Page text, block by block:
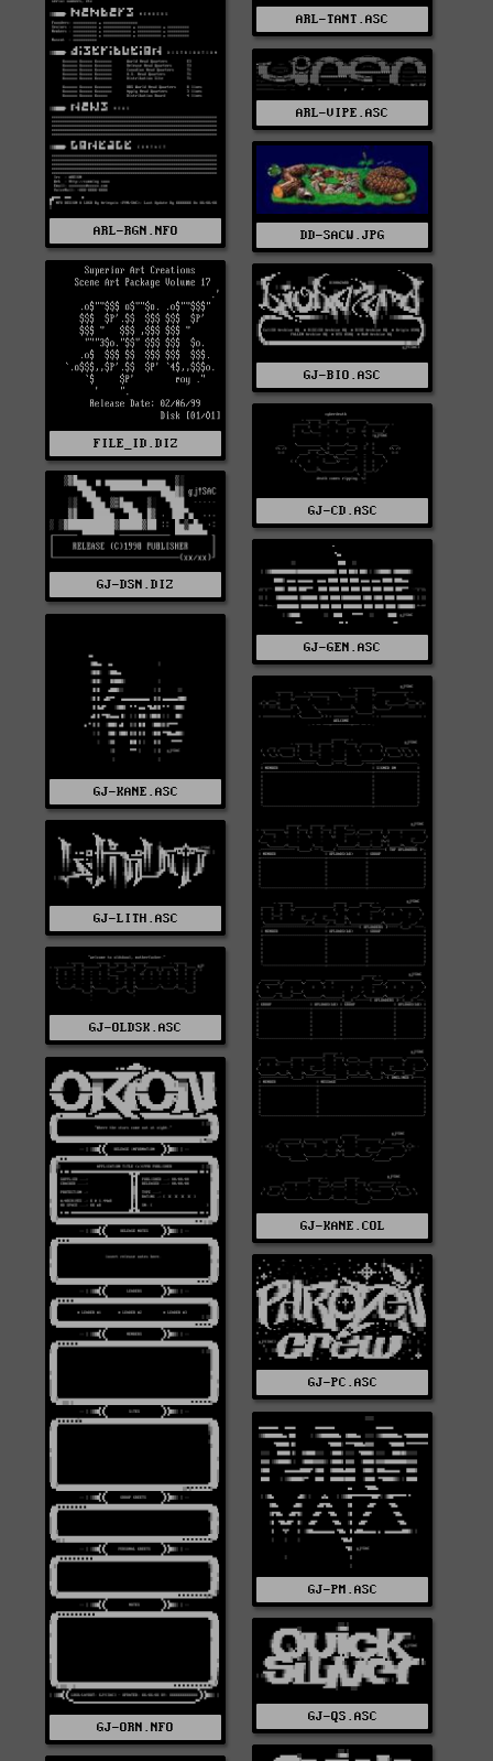
ARL-RGN.NFO
ARL-TANT.ASC
ARL-VIPE.ASC
DD-SACW.JPG
FILE_ID.DIZ
GJ-BIO.ASC
GJ-CD.ASC
GJ-DSN.DIZ
GJ-GEN.ASC
GJ-KANE.ASC
GJ-KANE.COL
GJ-LITH.ASC
GJ-OLDSK.ASC
GJ-ORN.NFO
GJ-PC.ASC
GJ-PM.ASC
GJ-QS.ASC